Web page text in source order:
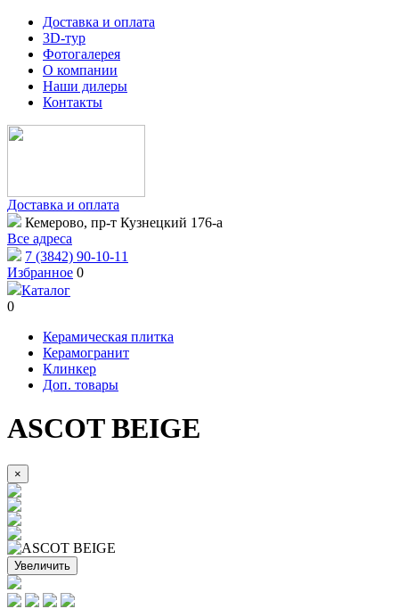
Доставка и оплата
3D-тур
Фотогалерея
О компании
Наши дилеры
Контакты
Доставка и оплата
Кемерово, пр-т Кузнецкий 176-а
Все адреса
7 (3842) 90-10-11
Избранное 0
Каталог
0
Керамическая плитка
Керамогранит
Клинкер
Доп. товары
ASCOT BEIGE
×
Увеличить